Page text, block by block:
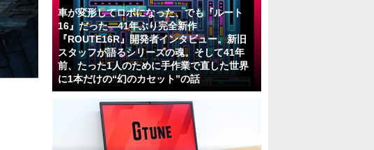
車が変形してロボになった、でも『ルート
16』だった―41年ぶり完全新作
『ROUTE16R』開発者インタビュー。新旧
スタッフが語るシリーズの魂。そして41年
前、たった1人のために手作業で直した世界
に1本だけの“幻のカセット”の話